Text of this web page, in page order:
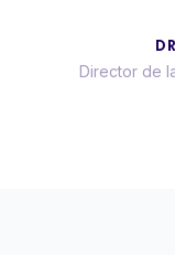
Director de